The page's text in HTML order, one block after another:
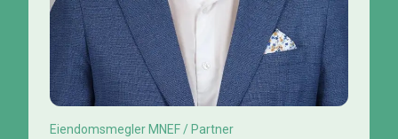
Eiendomsmegler MNEF / Partner